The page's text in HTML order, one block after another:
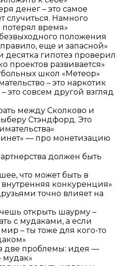
денег – это самое
случиться. Намного
потерял время»
положения
правило, еще и запасной»
десятка гипотез проверил
проектов развивается»
школ «Метеор»
– это наркотик
это совсем другой взгляд
между Сколково и
Стэндфорд. Это
— про монетизацию
должен быть
что может быть в
внутренняя конкуренция»
точно влияет на
открыть шаурму –
с мудаками, а если
– ты тоже для кого-то
две проблемы: идея —
мудак»